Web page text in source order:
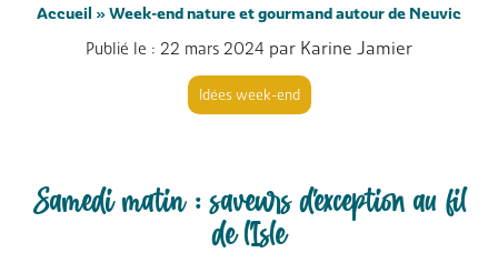
Accueil »Week-end nature et gourmand autour de Neuvic
Publié le : 22 mars 2024 par Karine Jamier
Idées week-end
Samedi matin : saveurs d'exception au fil
de l'Isle